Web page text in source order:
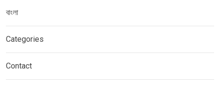
বাংলা
Categories
Contact